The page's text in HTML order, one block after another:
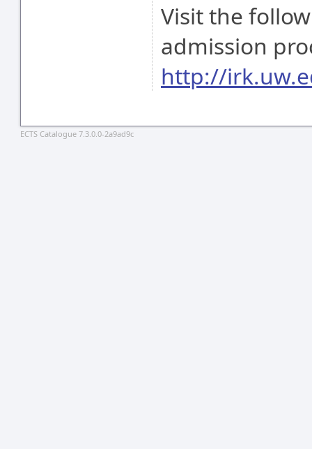
Visit the
admission
http://
ECTS Catalogue 7.3.0.0-2a9ad9c